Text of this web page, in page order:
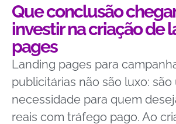
Que conclusão
investir na criação de
pages
Landing pages para
publicitárias não são luxo: são
necessidade para quem
reais com tráfego pago. Ao